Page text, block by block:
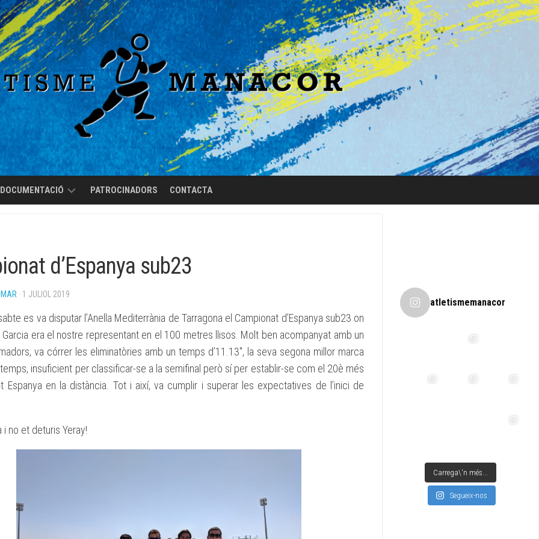
DOCUMENTACIÓ
INTERN
BECA
CLUB
ATLETISME
PATROCINADORS CONTACTA
d’Espanya sub23
· 1 JULIOL 2019
es va disputar l’Anella Mediterrània de Tarragona el Campionat d’Espanya sub23 on
Garcia era el nostre representant en el 100 metres llisos. Molt ben acompanyat amb un
va córrer les eliminatòries amb un temps d’11.13″, la seva segona millor marca
insuficient per classificar-se a la semifinal però sí per establir-se com el 20è més
Espanya en la distància. Tot i així, va cumplir i superar les expectatives de l’inici de
i no et deturis Yeray!
atletismemanacor
Carrega\'n més...
Segueix-nos